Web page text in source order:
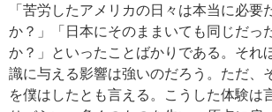
「苦労したアメリカの日々は本当に必要
か？」「日本にそのままいても同じだっ
か？」といったことばかりである。それ
識に与える影響は強いのだろう。ただ、
を僕はしたとも言える。こうした体験は